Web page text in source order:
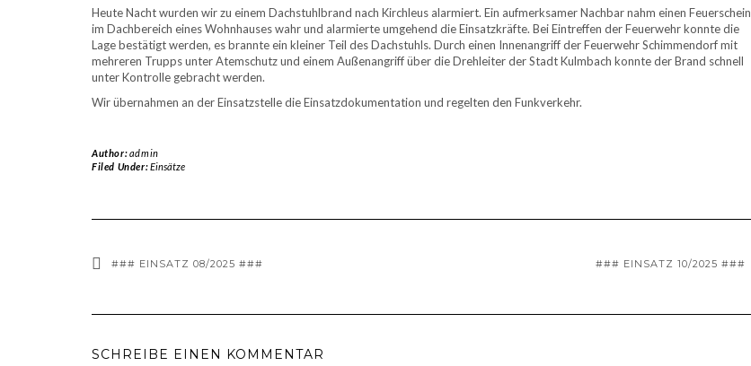
Heute Nacht wurden wir zu einem Dachstuhlbrand nach Kirchleus alarmiert. Ein aufmerksamer Nachbar nahm einen Feuerschein
im Dachbereich eines Wohnhauses wahr und alarmierte umgehend die Einsatzkräfte. Bei Eintreffen der Feuerwehr konnte die
Lage bestätigt werden, es brannte ein kleiner Teil des Dachstuhls. Durch einen Innenangriff der Feuerwehr Schimmendorf mit
mehreren Trupps unter Atemschutz und einem Außenangriff über die Drehleiter der Stadt Kulmbach konnte der Brand schnell
unter Kontrolle gebracht werden.
Wir übernahmen an der Einsatzstelle die Einsatzdokumentation und regelten den Funkverkehr.
Author:admin
Filed Under:Einsätze
### EINSATZ 08/2025 ### ### EINSATZ 10/2025 ###
SCHREIBE EINEN KOMMENTAR